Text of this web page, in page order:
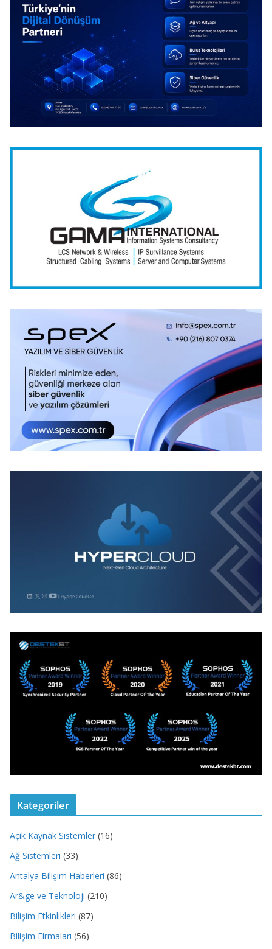
Kategoriler
Açık Kaynak Sistemler (16)
Ağ Sistemleri (33)
Antalya Bilişim Haberleri (86)
Ar&ge ve Teknoloji (210)
Bilişim Etkinlikleri (87)
Bilişim Firmaları (56)